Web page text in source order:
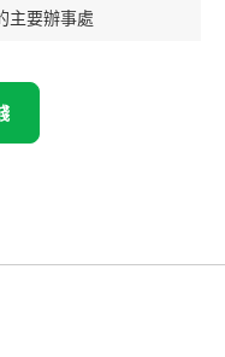
主要辦事處